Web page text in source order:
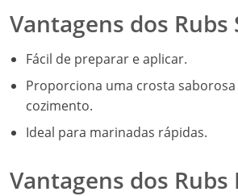
Vantagens dos Rubs
Fácil de preparar e aplicar.
Proporciona uma crosta
cozimento.
Ideal para marinadas rápidas.
Vantagens dos